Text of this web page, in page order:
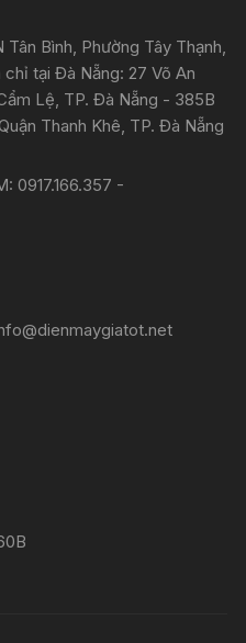
Tân Bình, Phường Tây Thạnh,
tại Đà Nẵng: 27 Võ An
Lệ, TP. Đà Nẵng - 385B
Thanh Khê, TP. Đà Nẵng
0917.166.357 -